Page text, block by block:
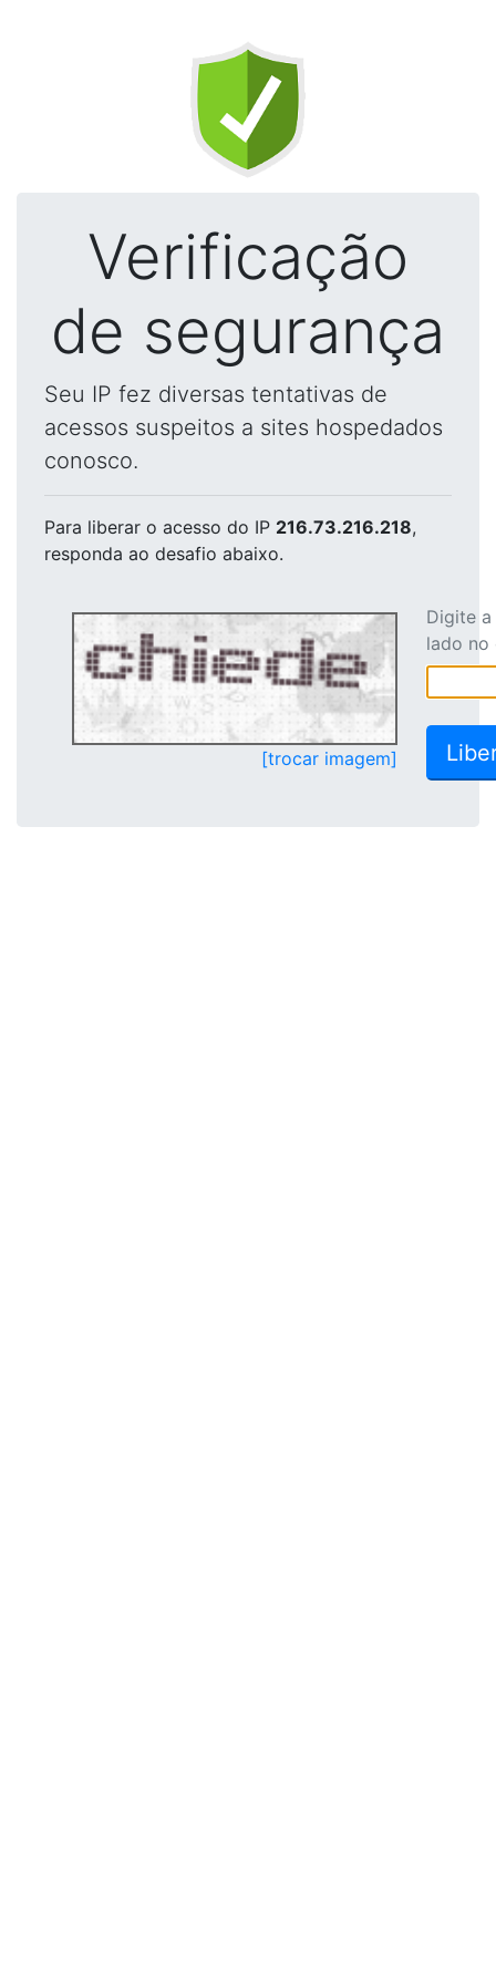
Verificação
de segurança
Seu IP fez diversas tentativas de
acessos suspeitos a sites hospedados
conosco.
Para liberar o acesso do IP 216.73.216.218,
responda ao desafio abaixo.
[trocar imagem]
Digite
lado no